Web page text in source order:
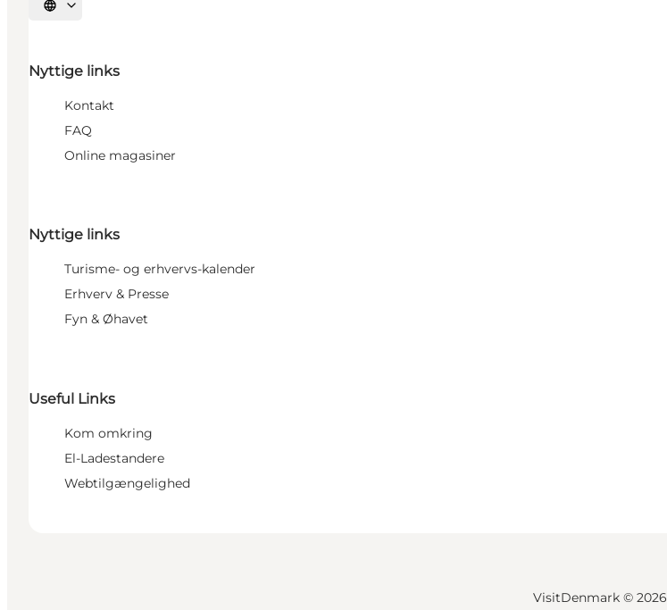
Vælg sprog
Nyttige links
Kontakt
FAQ
Online magasiner
Nyttige links
Turisme- og erhvervs-kalender
Erhverv & Presse
Fyn & Øhavet
Useful Links
Kom omkring
El-Ladestandere
Webtilgængelighed
VisitDenmark © 2026